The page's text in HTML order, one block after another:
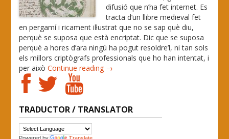
difusió que n’ha fet internet. Es
tracta d’un llibre medieval fet
en pergamí i ricament il·lustrat que no se sap què diu,
perquè se suposa que està encriptat. Dic que se suposa
perquè a hores d’ara ningú ha pogut resoldre’l, ni tan sols
els millors criptògrafs professionals que ho han intentat, i
per aixòContinue reading →
TRADUCTOR / TRANSLATOR